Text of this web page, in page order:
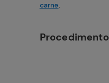
carne.
Procedimento